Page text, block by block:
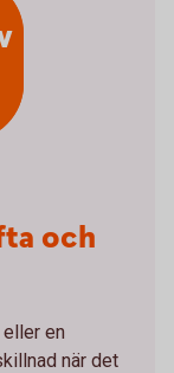
och
en
när det